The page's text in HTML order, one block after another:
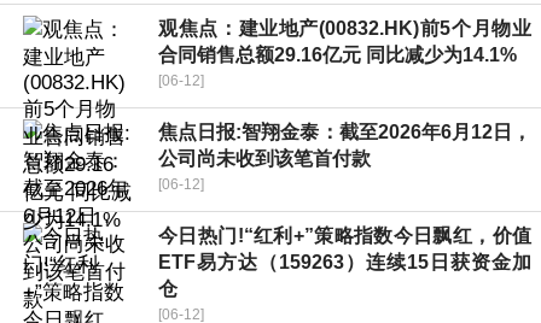
观焦点：建业地产(00832.HK)前5个月物业
合同销售总额29.16亿元 同比减少为14.1%
[06-12]
焦点日报:智翔金泰：截至2026年6月12日，
公司尚未收到该笔首付款
[06-12]
今日热门!“红利+”策略指数今日飘红，价值
ETF易方达（159263）连续15日获资金加
仓
[06-12]